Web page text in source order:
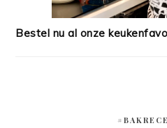
Bestel nu al onze